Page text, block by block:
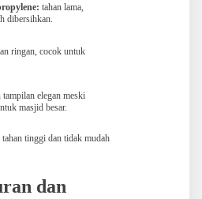
tahan lama,
dibersihkan.
ringan, cocok untuk
tampilan elegan meski
masjid besar.
tinggi dan tidak mudah
dan